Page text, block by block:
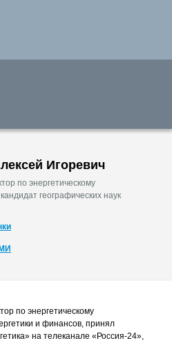
Игоревич
по энергетическому
географических наук
по энергетическому
и финансов, принял
на телеканале «Россия-24»,